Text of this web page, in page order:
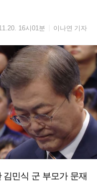
16시01분 이나연 기자
민식 군 부모가 문재